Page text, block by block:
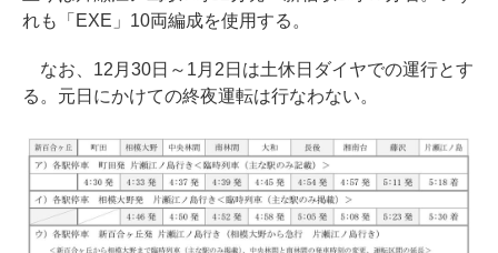
れも「EXE」10両編成を使用する。
なお、12月30日～1月2日は土休日ダイヤでの運行とす
る。元日にかけての終夜運転は行なわない。